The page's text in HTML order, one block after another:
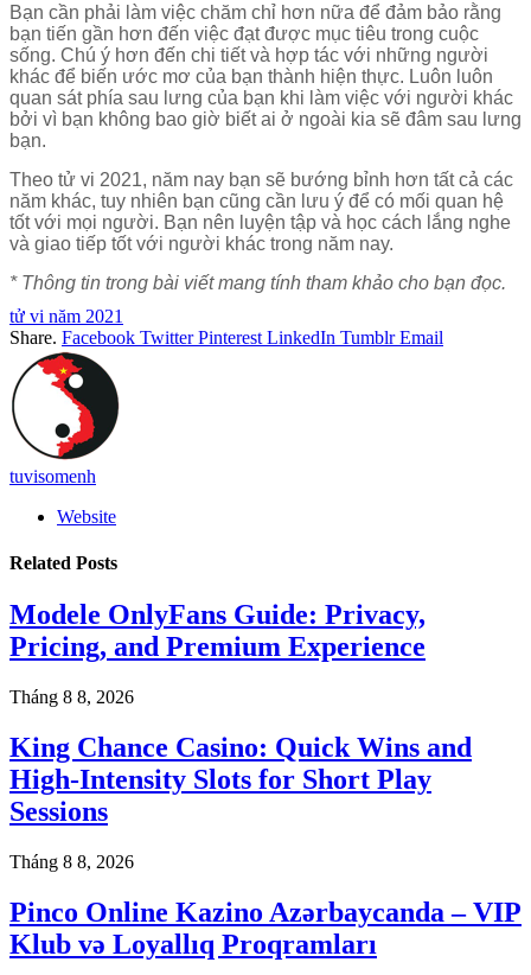
Bạn cần phải làm việc chăm chỉ hơn nữa để đảm bảo rằng
bạn tiến gần hơn đến việc đạt được mục tiêu trong cuộc
sống. Chú ý hơn đến chi tiết và hợp tác với những người
khác để biến ước mơ của bạn thành hiện thực. Luôn luôn
quan sát phía sau lưng của bạn khi làm việc với người khác
bởi vì bạn không bao giờ biết ai ở ngoài kia sẽ đâm sau lưng
bạn.
Theo tử vi 2021, năm nay bạn sẽ bướng bỉnh hơn tất cả các
năm khác, tuy nhiên bạn cũng cần lưu ý để có mối quan hệ
tốt với mọi người. Bạn nên luyện tập và học cách lắng nghe
và giao tiếp tốt với người khác trong năm nay.
* Thông tin trong bài viết mang tính tham khảo cho bạn đọc.
tử vi năm 2021
Share. Facebook Twitter Pinterest LinkedIn Tumblr Email
tuvisomenh
Website
Related Posts
Modele OnlyFans Guide: Privacy,
Pricing, and Premium Experience
Tháng 8 8, 2026
King Chance Casino: Quick Wins and
High-Intensity Slots for Short Play
Sessions
Tháng 8 8, 2026
Pinco Online Kazino Azərbaycanda – VIP
Klub və Loyallıq Proqramları